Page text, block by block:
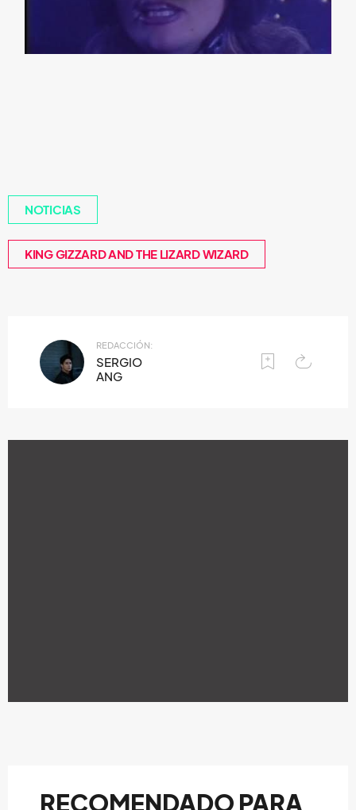
NOTICIAS
KING GIZZARD AND THE LIZARD WIZARD
REDACCIÓN:
SERGIO
ANG
RECOMENDADO PARA